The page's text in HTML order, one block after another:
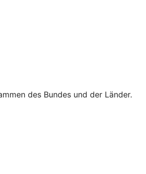
des Bundes und der Länder.